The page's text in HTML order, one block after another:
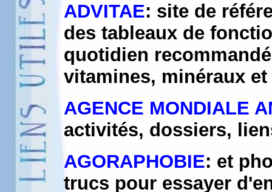
ADVITAE: site de
des tableaux de
quotidien
vitamines, minéraux
AGENCE MONDIALE
activités, dossiers,
AGORAPHOBIE: et
trucs pour essayer